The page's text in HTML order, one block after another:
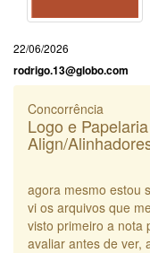
22/06/2026
rodrigo.13@globo.com
Concorrência
Logo e
Align/
agora mesmo estou
vi os arquivos que
visto primeiro a nota
avaliar antes de ver,